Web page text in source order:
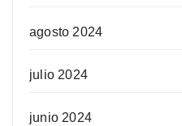
agosto 2024
julio 2024
junio 2024